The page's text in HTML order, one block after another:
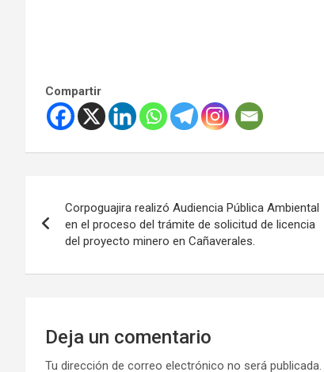
Compartir
de
entradas
Corpoguajira realizó Audiencia Pública Ambiental
en el proceso del trámite de solicitud de licencia
del proyecto minero en Cañaverales.
Deja un comentario
Tu dirección de correo electrónico no será publicada.